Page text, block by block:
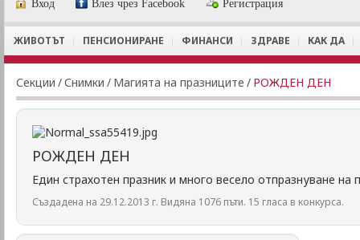
Вход Влез чрез Facebook Регистрация
ЖИВОТЪТ ПЕНСИОНИРАНЕ ФИНАНСИ ЗДРАВЕ КАК ДА
Секции /Снимки / Магията на празниците / РОЖДЕН ДЕН
РОЖДЕН ДЕН
Един страхотен празник и много весело отпразнуване
Създадена на 29.12.2013 г. Видяна 1076 пъти. 15 гласа в конкурса.